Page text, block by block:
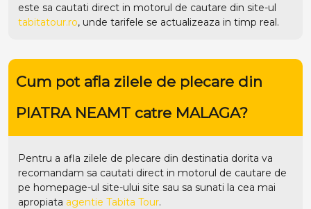
este sa cautati direct in motorul de cautare din site-ul
tabitatour.ro, unde tarifele se actualizeaza in timp real.
Cum pot afla zilele de plecare din
PIATRA NEAMT catre MALAGA?
Pentru a afla zilele de plecare din destinatia dorita va
recomandam sa cautati direct in motorul de cautare de
pe homepage-ul site-ului site sau sa sunati la cea mai
apropiata agentie Tabita Tour.